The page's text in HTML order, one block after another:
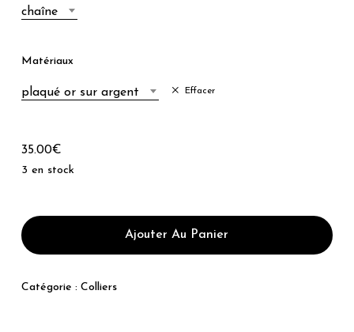
chaîne
Matériaux
plaqué or sur argent Effacer
35.00€
3 en stock
Ajouter Au Panier
Catégorie : Colliers